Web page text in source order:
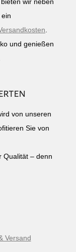
ein
und genießen
von unseren
Sie von
Qualität – denn
Versand